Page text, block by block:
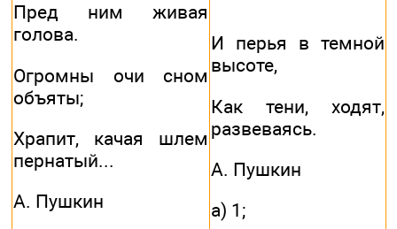
Пред ним живая
голова.
Огромны очи сном
объяты;
Храпит, качая шлем
пернатый...
А. Пушкин
И перья в темной
высоте,
Как тени, ходят,
развеваясь.
А. Пушкин
а) 1;